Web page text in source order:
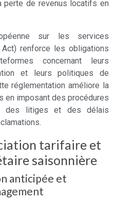
perte de revenus locatifs en
sur les services
renforce les obligations
concernant leurs
et leurs politiques de
réglementation améliore la
en imposant des procédures
des litiges et des délais
tarifaire et
saisonnière
anticipée et